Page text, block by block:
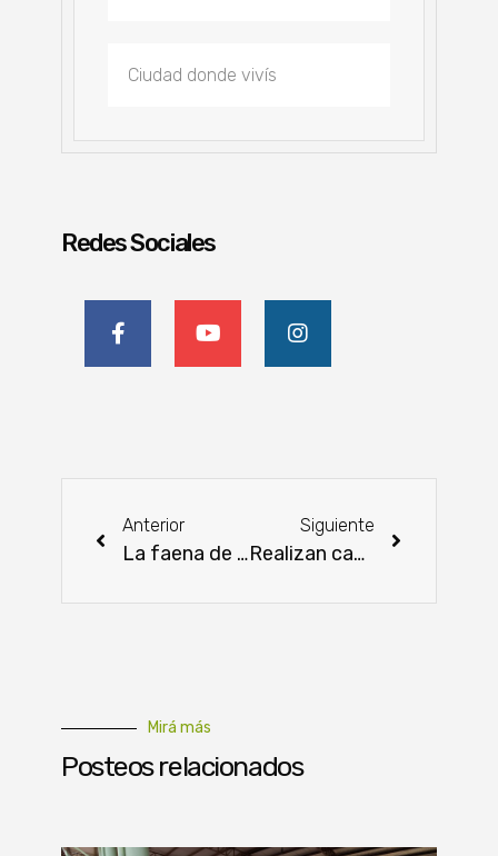
Redes Sociales
Anterior
La faena de ganado vacuno disminuyó un 28 % en Estados Unidos
Siguiente
Realizan capacitaciones sobre bioseguridad ante el virus de Influenza Aviar
Mirá más
Posteos relacionados